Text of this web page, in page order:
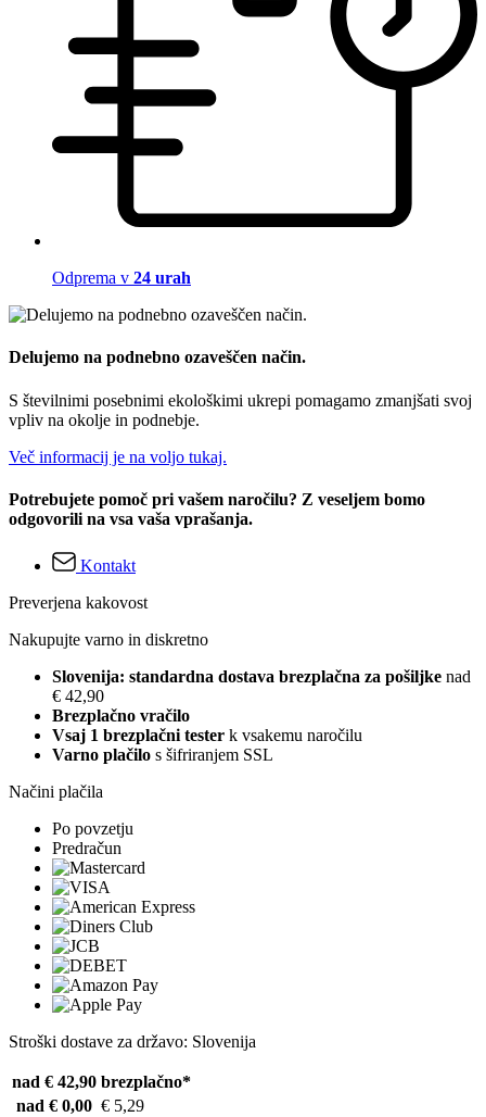
Odprema v 24 urah
Delujemo na podnebno ozaveščen način.
S številnimi posebnimi ekološkimi ukrepi pomagamo zmanjšati svoj
vpliv na okolje in podnebje.
Več informacij je na voljo tukaj.
Potrebujete pomoč pri vašem naročilu? Z veseljem bomo
odgovorili na vsa vaša vprašanja.
Kontakt
Preverjena kakovost
Nakupujte varno in diskretno
Slovenija: standardna dostava brezplačna za pošiljke nad
€ 42,90
Brezplačno vračilo
Vsaj 1 brezplačni tester k vsakemu naročilu
Varno plačilo s šifriranjem SSL
Načini plačila
Po povzetju
Predračun
Stroški dostave za državo: Slovenija
nad € 42,90 brezplačno*
nad € 0,00 € 5,29